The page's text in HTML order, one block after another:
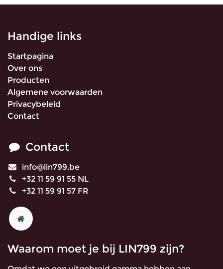
Handige links
Startpagina
Over ons
Producten
Algemene voorwaarden
Privacybeleid
Contact
Contact
info@lin799.be
+32 11 59 91 55 NL
+32 11 59 91 57 FR
Waarom moet je bij LIN799 zijn?